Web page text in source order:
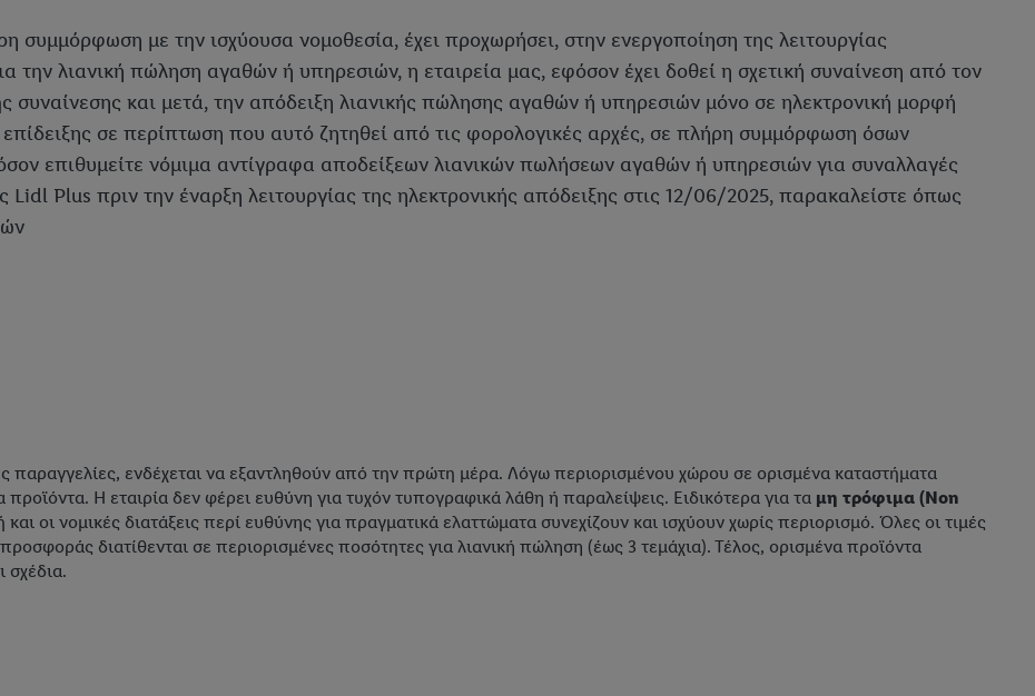
συμμόρφωση με την ισχύουσα νομοθεσία, έχει προχωρήσει, στην ενεργοποίηση της λειτουργίας
την λιανική πώληση αγαθών ή υπηρεσιών, η εταιρεία μας, εφόσον έχει δοθεί η σχετική συναίνεση από τον
συναίνεσης και μετά, την απόδειξη λιανικής πώλησης αγαθών ή υπηρεσιών μόνο σε ηλεκτρονική μορφή
σε περίπτωση που αυτό ζητηθεί από τις φορολογικές αρχές, σε πλήρη συμμόρφωση όσων
επιθυμείτε νόμιμα αντίγραφα αποδείξεων λιανικών πωλήσεων αγαθών ή υπηρεσιών για συναλλαγές
Lidl Plus πριν την έναρξη λειτουργίας της ηλεκτρονικής απόδειξης στις 12/06/2025, παρακαλείστε όπως
ενδέχεται να εξαντληθούν από την πρώτη μέρα. Λόγω περιορισμένου χώρου σε ορισμένα καταστήματα
Η εταιρία δεν φέρει ευθύνη για τυχόν τυπογραφικά λάθη ή παραλείψεις. Ειδικότερα για τα μη τρόφιμα (Non
οι νομικές διατάξεις περί ευθύνης για πραγματικά ελαττώματα συνεχίζουν και ισχύουν χωρίς περιορισμό. Όλες οι τιμές
διατίθενται σε περιορισμένες ποσότητες για λιανική πώληση (έως 3 τεμάχια). Τέλος, ορισμένα προϊόντα
σχέδια.